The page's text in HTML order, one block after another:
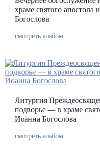
храме святого апостола
Богослова
смотреть альбом
Литургия
подворье — в храме
Иоанна Богослова
смотреть альбом